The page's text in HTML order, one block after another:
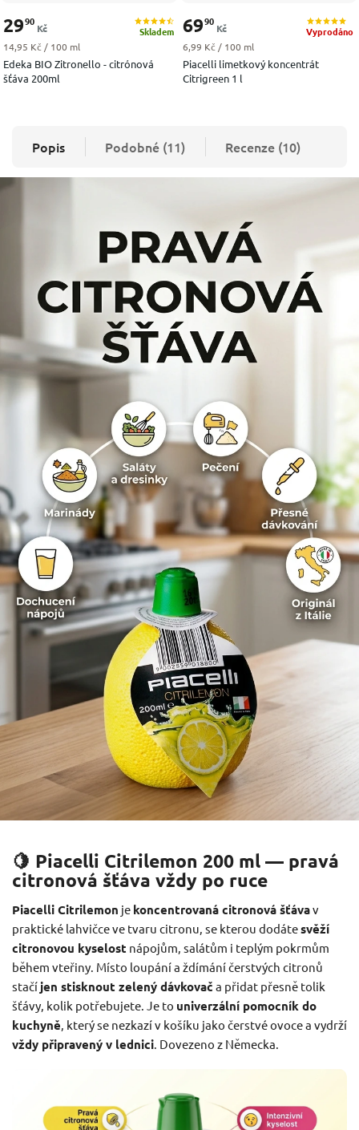
Edeka BIO Zitronello - citrónová
šťáva 200ml
Skladem
2990
Kč
Měrná cena:
14,95 Kč / 100 ml
Piacelli limetkový koncentrát
Citrigreen 1 l
Vyprodáno
6990
Kč
Měrná cena:
6,99 Kč / 100 ml
Popis Podobné (11) Recenze (10)
🍋 Piacelli Citrilemon 200 ml — pravá
citronová šťáva vždy po ruce
Piacelli Citrilemon je koncentrovaná citronová šťávav
praktické lahvičce ve tvaru citronu, se kterou dodátesvěží
citronovou kyselost nápojům, salátům i teplým pokrmům
během vteřiny. Místo loupání a ždímání čerstvých citronů
stačíjen stisknout zelený dávkovač a přidat přesně tolik
šťávy, kolik potřebujete. Je to univerzální pomocník do
kuchyně, který se nezkazí v košíku jako čerstvé ovoce a vydrží
vždy připravený v lednici. Dovezeno z Německa.